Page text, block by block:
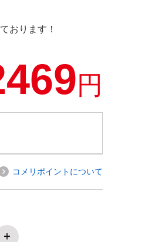
おります！
円
コメリポイントについて